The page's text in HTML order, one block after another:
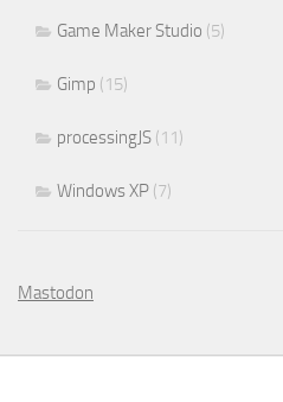
Game Maker Studio (5)
Gimp (15)
processingJS (11)
Windows XP (7)
Mastodon